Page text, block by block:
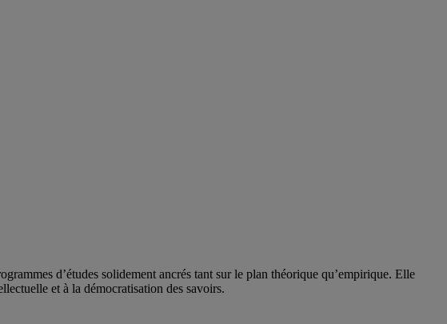
d’études solidement ancrés tant sur le plan théorique qu’empirique. Elle
et à la démocratisation des savoirs.